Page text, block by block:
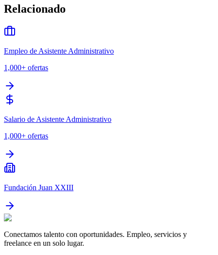
Relacionado
Empleo de Asistente Administrativo
1,000+ ofertas
Salario de Asistente Administrativo
1,000+ ofertas
Fundación Juan XXIII
Conectamos talento con oportunidades. Empleo, servicios y
freelance en un solo lugar.